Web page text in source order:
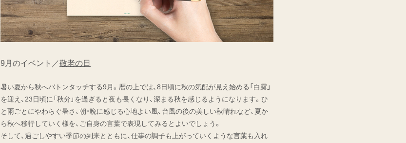
9月のイベント／敬老の日
暑い夏から秋へバトンタッチする9月。暦の上では、8日頃に秋の気配が見え始める「白露」
を迎え、23日頃に「秋分」を過ぎると夜も長くなり、深まる秋を感じるようになります。ひ
と雨ごとにやわらぐ暑さ、朝・晩に感じる心地よい風、台風の後の美しい秋晴れなど、夏か
ら秋へ移行していく様を、ご自身の言葉で表現してみるとよいでしょう。
そして、過ごしやすい季節の到来とともに、仕事の調子も上がっていくような言葉も入れ